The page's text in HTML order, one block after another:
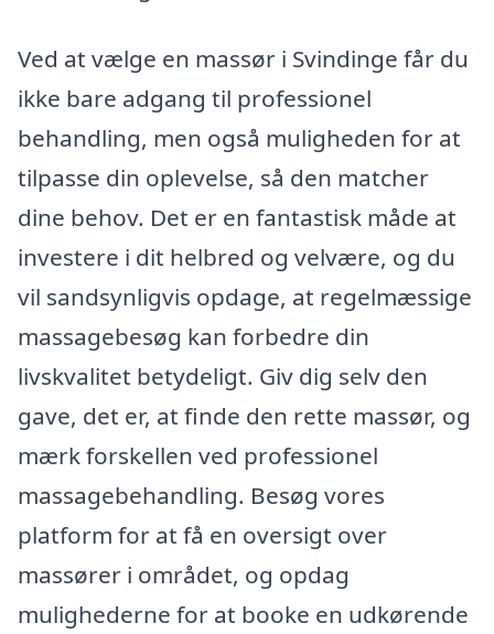
Ved at vælge en massør i Svindinge får du
ikke bare adgang til professionel
behandling, men også muligheden for at
tilpasse din oplevelse, så den matcher
dine behov. Det er en fantastisk måde at
investere i dit helbred og velvære, og du
vil sandsynligvis opdage, at regelmæssige
massagebesøg kan forbedre din
livskvalitet betydeligt. Giv dig selv den
gave, det er, at finde den rette massør, og
mærk forskellen ved professionel
massagebehandling. Besøg vores
platform for at få en oversigt over
massører i området, og opdag
mulighederne for at booke en udkørende